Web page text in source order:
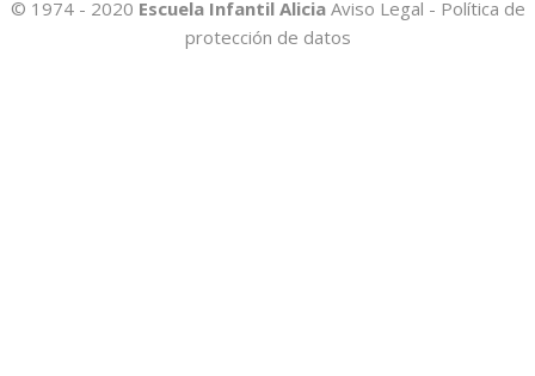
© 1974 - 2020 Escuela Infantil Alicia Aviso Legal - Política de
protección de datos